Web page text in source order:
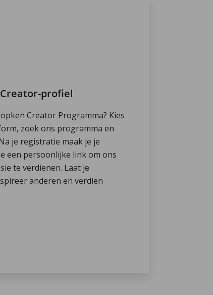
profiel
Creator Programma? Kies
zoek ons programma en
je registratie maak je je
een persoonlijke link om ons
te verdienen. Laat je
anderen en verdien